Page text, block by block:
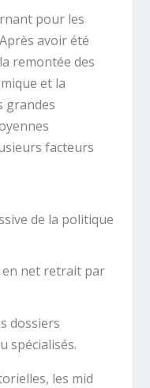
pour les
avoir été
remontée des
et la
grandes
facteurs
de la politique
net retrait par
dossiers
spécialisés.
les mid